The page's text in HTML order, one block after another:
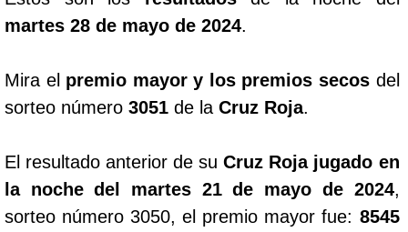
martes 28 de mayo de 2024.
Mira el premio mayor y los premios secosdel
sorteo número 3051 de la Cruz Roja.
El resultado anterior de suCruz Roja jugado en
la noche del martes 21 de mayo de 2024,
sorteo número 3050, el premio mayor fue: 8545